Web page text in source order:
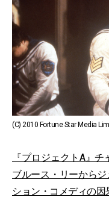
(C) 2010 Fortune Star Media
『プロジェクトA』
ブルース・リーから
ション・コメディの因